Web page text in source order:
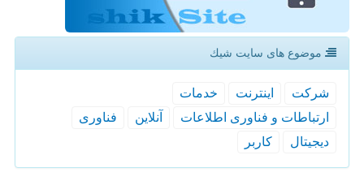
موضوع های سایت شیك
شركت اینترنت
خدمات
ارتباطات و فناوری اطلاعات
آنلاین
فناوری
دیجیتال
كاربر